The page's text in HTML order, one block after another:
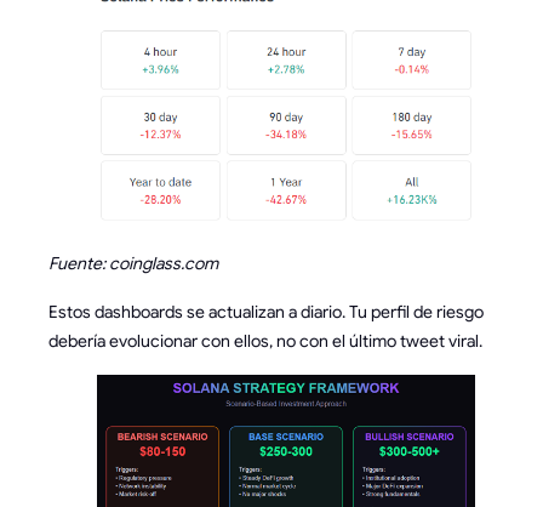
Fuente: coinglass.com
Estos dashboards se actualizan a diario. Tu perfil de riesgo
debería evolucionar con ellos, no con el último tweet viral.